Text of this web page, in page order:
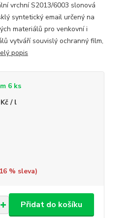
vrchní S2013/6003 slonová
syntetický email určený na
materiálů pro venkovní i
vytváří souvislý ochranný film,
popis
6 ks
/ l
16% sleva)
Přidat do košíku